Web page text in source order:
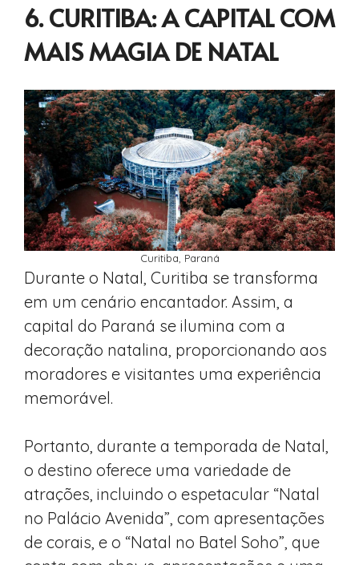
6. CURITIBA: A CAPITAL COM
MAIS MAGIA DE NATAL
Curitiba, Paraná
Durante o Natal, Curitiba se transforma
em um cenário encantador. Assim, a
capital do Paraná se ilumina com a
decoração natalina, proporcionando aos
moradores e visitantes uma experiência
memorável.
Portanto, durante a temporada de Natal,
o destino oferece uma variedade de
atrações, incluindo o espetacular “Natal
no Palácio Avenida”, com apresentações
de corais, e o “Natal no Batel Soho”, que